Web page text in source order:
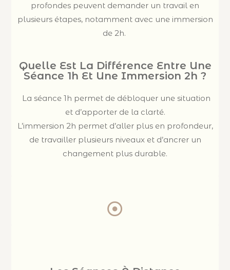
profondes peuvent demander un travail en
plusieurs étapes, notamment avec une immersion
de 2h.
Quelle Est La Différence Entre Une
Séance 1h Et Une Immersion 2h ?
La séance 1h permet de débloquer une situation
et d’apporter de la clarté.
L’immersion 2h permet d’aller plus en profondeur,
de travailler plusieurs niveaux et d’ancrer un
changement plus durable.